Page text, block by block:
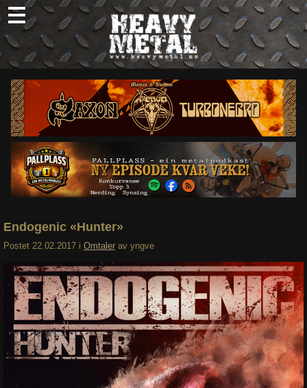
Skip
to
content
Nyheter
Omtaler
Intervjuer
Om oss
Abonner
Søk
Endogenic «Hunter»
Postet 22.02.2017 i Omtaler av yngve